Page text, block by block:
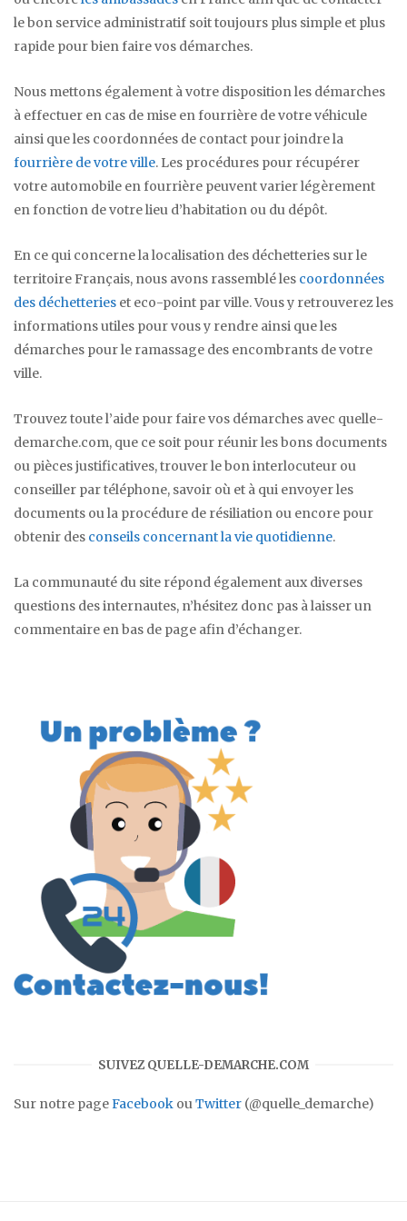
le bon service administratif soit toujours plus simple et plus
rapide pour bien faire vos démarches.
Nous mettons également à votre disposition les démarches
à effectuer en cas de mise en fourrière de votre véhicule
ainsi que les coordonnées de contact pour joindre la
fourrière de votre ville. Les procédures pour récupérer
votre automobile en fourrière peuvent varier légèrement
en fonction de votre lieu d’habitation ou du dépôt.
En ce qui concerne la localisation des déchetteries sur le
territoire Français, nous avons rassemblé les coordonnées
des déchetteries et eco-point par ville. Vous y retrouverez les
informations utiles pour vous y rendre ainsi que les
démarches pour le ramassage des encombrants de votre
ville.
Trouvez toute l’aide pour faire vos démarches avec quelle-
demarche.com, que ce soit pour réunir les bons documents
ou pièces justificatives, trouver le bon interlocuteur ou
conseiller par téléphone, savoir où et à qui envoyer les
documents ou la procédure de résiliation ou encore pour
obtenir des conseils concernant la vie quotidienne.
La communauté du site répond également aux diverses
questions des internautes, n’hésitez donc pas à laisser un
commentaire en bas de page afin d’échanger.
SUIVEZ QUELLE-DEMARCHE.COM
Sur notre pageFacebook ouTwitter (@quelle_demarche)